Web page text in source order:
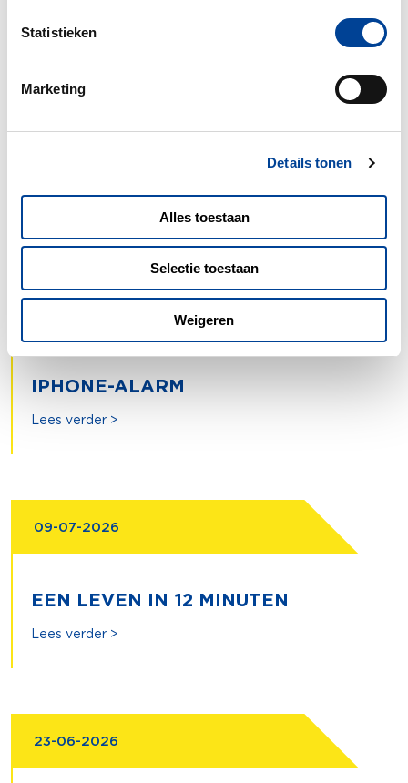
Statistieken
Marketing
Details tonen
Alles toestaan
Selectie toestaan
Weigeren
MEER BLOGS
IPHONE-ALARM
Lees verder >
EEN LEVEN IN 12 MINUTEN
Lees verder >
09-07-2026
23-06-2026